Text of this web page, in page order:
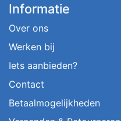
Informatie
Over ons
Werken bij
Iets aanbieden?
Contact
Betaalmogelijkheden